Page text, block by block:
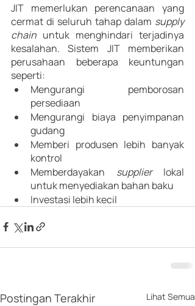
JIT memerlukan perencanaan yang
cermat di seluruh tahap dalam supply
chain untuk menghindari terjadinya
kesalahan. Sistem JIT memberikan
perusahaan beberapa keuntungan
seperti:
Mengurangi pemborosan
persediaan
Mengurangi biaya penyimpanan
gudang
Memberi produsen lebih banyak
kontrol
Memberdayakan supplier lokal
untuk menyediakan bahan baku
Investasi lebih kecil
Postingan Terakhir Lihat Semua